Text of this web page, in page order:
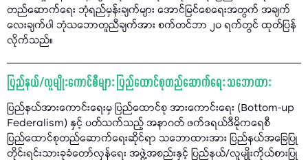
တည်ဆောက်ရေး ဘုံရည်မှန်းချက်များ အောင်မြင်စေရေးအတွက် အချက်
လေးချက်ပါ ဘုံသဘောတူညီချက်အား စက်တင်ဘာ ၂၀ ရက်တွင် ထုတ်ပြန်
လိုက်သည်။
ပြည်နယ်/လူမျိုးကောင်စီများ ပြည်ထောင်စုတည်ဆောက်ရေး သဘောထား
ပြည်နယ်အားကောင်းရေးမှ ပြည်ထောင်စု အားကောင်းရေး (Bottom-up
Federalism) နှင့် ပတ်သက်သည့် အနာဂတ် ဖက်ဒရယ်ဒီမိုကရေစီ
ပြည်ထောင်စုတည်ဆောက်ရေးဆိုင်ရာ သဘောထားအား ပြည်နယ်အခြေပြု
တိုင်းရင်းသားခုခံတော်လှန်ရေး အဖွဲ့အစည်းနှင့် ပြည်နယ်/လူမျိုးကိုယ်စားပြု